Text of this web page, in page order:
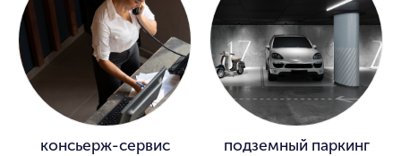
консьерж-сервис подземный паркинг